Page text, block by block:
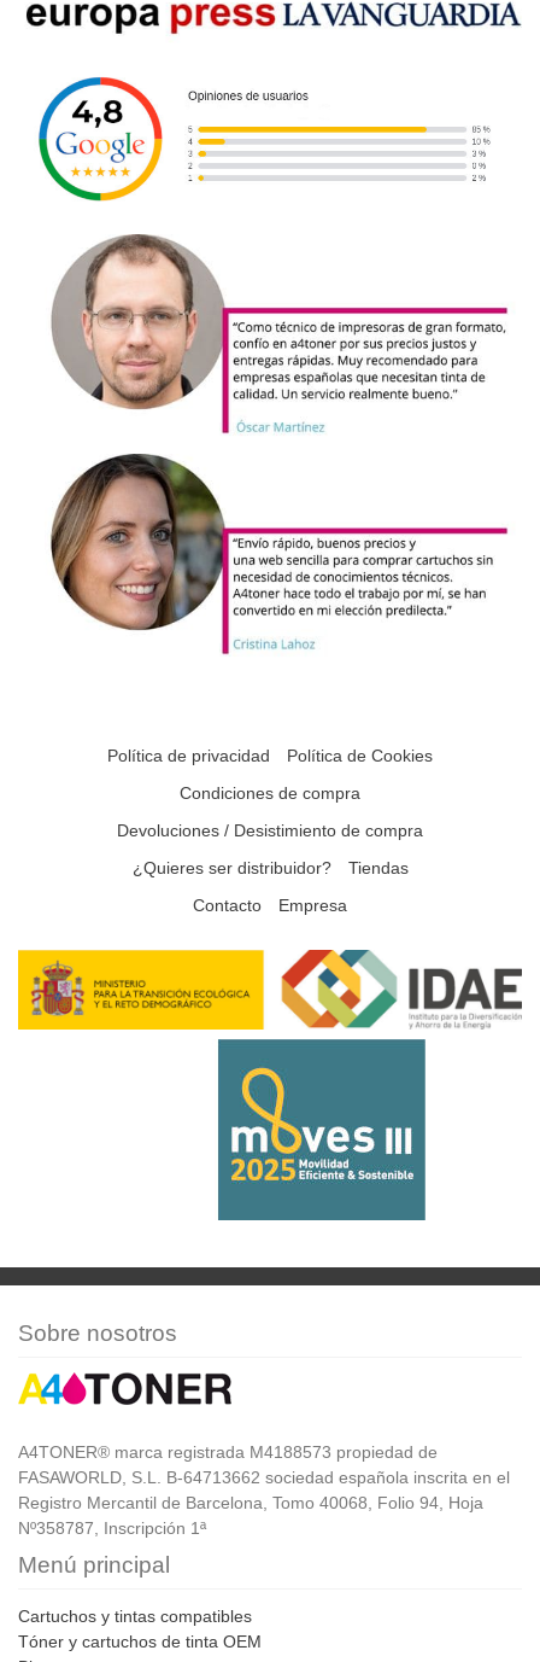
Política de privacidad
Política de Cookies
Condiciones de compra
Devoluciones / Desistimiento de compra
¿Quieres ser distribuidor?
Tiendas
Contacto
Empresa
Sobre nosotros
A4TONER® marca registrada M4188573 propiedad de
FASAWORLD, S.L. B-64713662 sociedad española inscrita en el
Registro Mercantil de Barcelona, Tomo 40068, Folio 94, Hoja
Nº358787, Inscripción 1ª
Menú principal
Cartuchos y tintas compatibles
Tóner y cartuchos de tinta OEM